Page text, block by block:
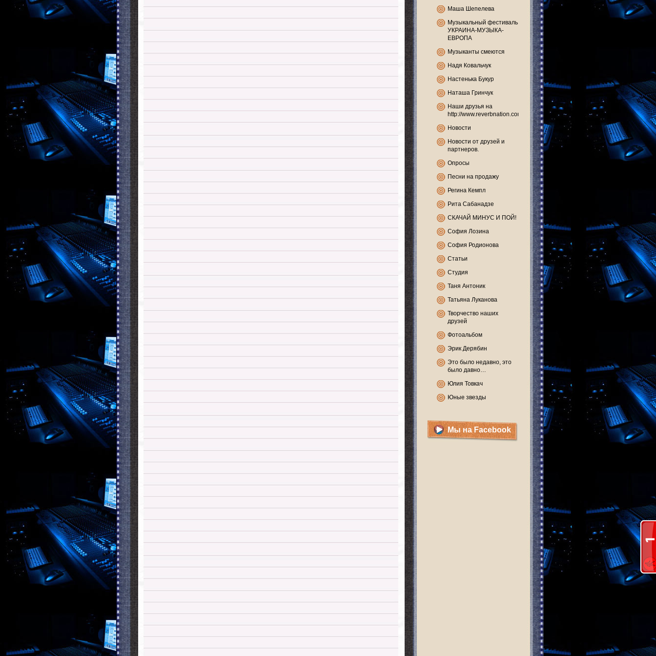
Маша Шепелева
Музыкальный фестиваль
УКРАИНА-МУЗЫКА-
ЕВРОПА
Музыканты смеются
Надя Ковальчук
Настенька Букур
Наташа Гринчук
Наши друзья на
http://www.reverbnation.com
Новости
Новости от друзей и
партнеров.
Опросы
Песни на продажу
Регина Кемпл
Рита Сабанадзе
СКАЧАЙ МИНУС И ПОЙ!
София Лозина
София Родионова
Статьи
Студия
Таня Антоник
Татьяна Луканова
Творчество наших
друзей
Фотоальбом
Эрик Дерябин
Это было недавно, это
было давно…
Юлия Товкач
Юные звезды
Мы на Facebook